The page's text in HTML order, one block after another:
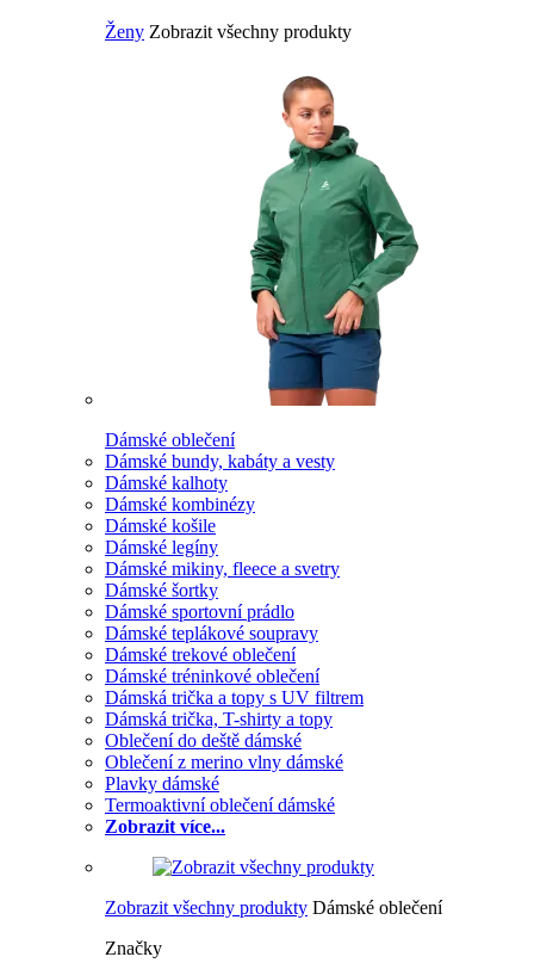
Ženy Zobrazit všechny produkty
Dámské oblečení
Dámské bundy, kabáty a vesty
Dámské kalhoty
Dámské kombinézy
Dámské košile
Dámské legíny
Dámské mikiny, fleece a svetry
Dámské šortky
Dámské sportovní prádlo
Dámské teplákové soupravy
Dámské trekové oblečení
Dámské tréninkové oblečení
Dámská trička a topy s UV filtrem
Dámská trička, T-shirty a topy
Oblečení do deště dámské
Oblečení z merino vlny dámské
Plavky dámské
Termoaktivní oblečení dámské
Zobrazit více...
Zobrazit všechny produkty Dámské oblečení
Značky